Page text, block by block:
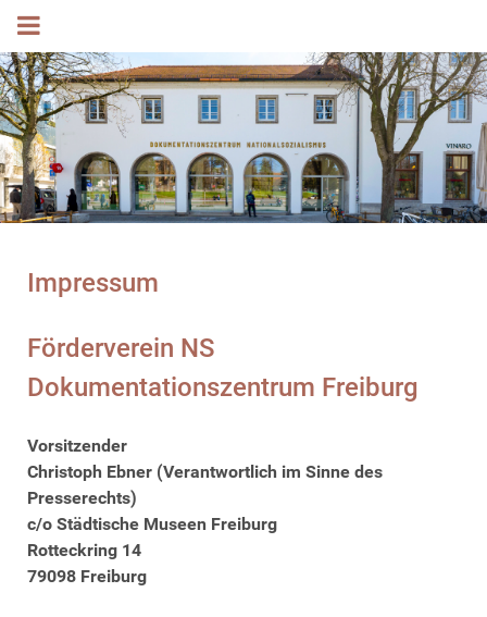
Impressum
Förderverein NS
Dokumentationszentrum Freiburg
Vorsitzender
Christoph Ebner (Verantwortlich im Sinne des
Presserechts)
c/o Städtische Museen Freiburg
Rotteckring 14
79098 Freiburg